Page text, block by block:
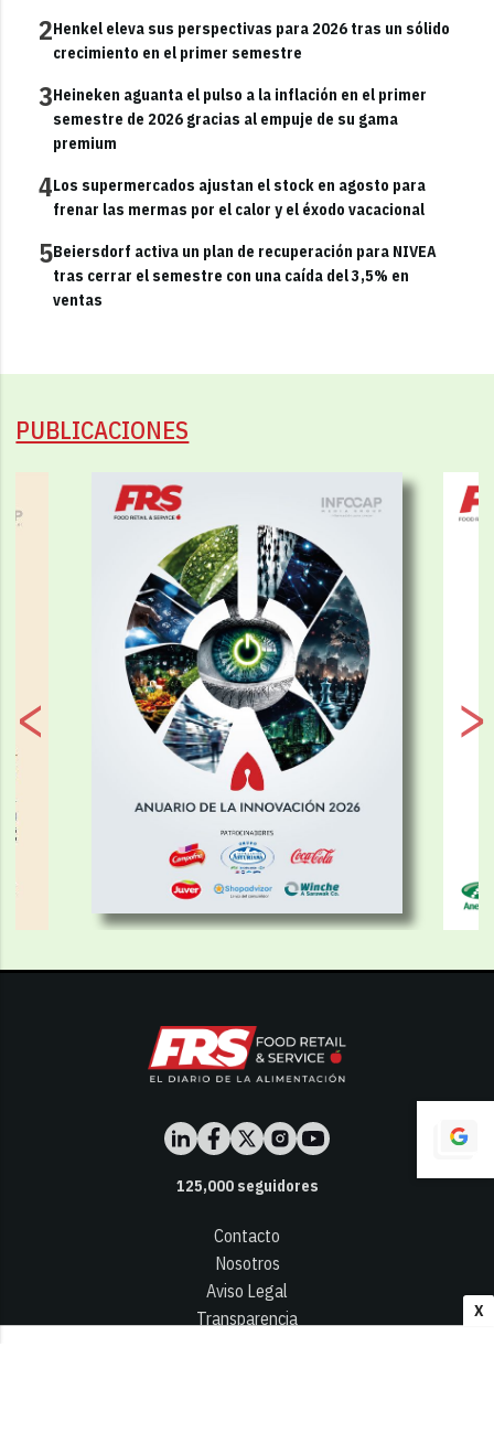
X
2Henkel eleva sus perspectivas para 2026 tras un sólido
crecimiento en el primer semestre
3Heineken aguanta el pulso a la inflación en el primer
semestre de 2026 gracias al empuje de su gama
premium
4Los supermercados ajustan el stock en agosto para
frenar las mermas por el calor y el éxodo vacacional
5Beiersdorf activa un plan de recuperación para NIVEA
tras cerrar el semestre con una caída del 3,5% en
ventas
PUBLICACIONES
125,000seguidores
Contacto
Nosotros
Aviso Legal
Transparencia